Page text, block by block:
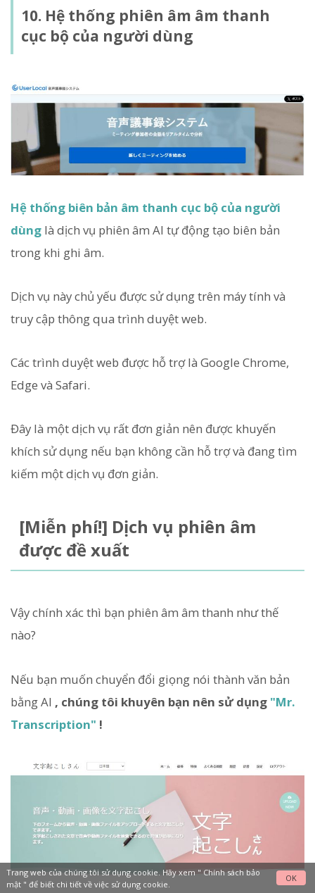
10. Hệ thống phiên âm âm thanh
cục bộ của người dùng
Hệ thống biên bản âm thanh cục bộ của người
dùng là dịch vụ phiên âm AI tự động tạo biên bản
trong khi ghi âm.
Dịch vụ này chủ yếu được sử dụng trên máy tính và
truy cập thông qua trình duyệt web.
Các trình duyệt web được hỗ trợ là Google Chrome,
Edge và Safari.
Đây là một dịch vụ rất đơn giản nên được khuyến
khích sử dụng nếu bạn không cần hỗ trợ và đang tìm
kiếm một dịch vụ đơn giản.
[Miễn phí!] Dịch vụ phiên âm
được đề xuất
Vậy chính xác thì bạn phiên âm âm thanh như thế
nào?
Nếu bạn muốn chuyển đổi giọng nói thành văn bản
bằng AI , chúng tôi khuyên bạn nên sử dụng "Mr.
Transcription" !
Trang web của chúng tôi sử dụng cookie. Hãy xem " Chính sách bảo
mật" để biết chi tiết về việc sử dụng cookie.
OK